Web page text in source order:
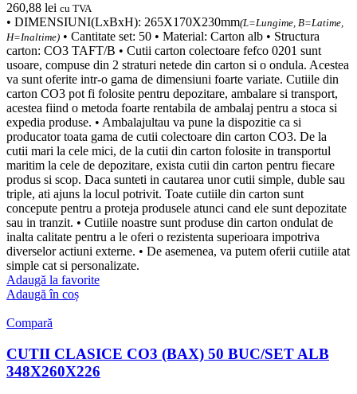
260,88 lei cu TVA
• DIMENSIUNI(LxBxH): 265X170X230mm(L=Lungime, B=Latime,
H=Inaltime) • Cantitate set: 50 • Material: Carton alb • Structura
carton: CO3 TAFT/B • Cutii carton colectoare fefco 0201 sunt
usoare, compuse din 2 straturi netede din carton si o ondula. Acestea
va sunt oferite intr-o gama de dimensiuni foarte variate. Cutiile din
carton CO3 pot fi folosite pentru depozitare, ambalare si transport,
acestea fiind o metoda foarte rentabila de ambalaj pentru a stoca si
expedia produse. • Ambalajultau va pune la dispozitie ca si
producator toata gama de cutii colectoare din carton CO3. De la
cutii mari la cele mici, de la cutii din carton folosite in transportul
maritim la cele de depozitare, exista cutii din carton pentru fiecare
produs si scop. Daca sunteti in cautarea unor cutii simple, duble sau
triple, ati ajuns la locul potrivit. Toate cutiile din carton sunt
concepute pentru a proteja produsele atunci cand ele sunt depozitate
sau in tranzit. • Cutiile noastre sunt produse din carton ondulat de
inalta calitate pentru a le oferi o rezistenta superioara impotriva
diverselor actiuni externe. • De asemenea, va putem oferii cutiile atat
simple cat si personalizate.
Adaugă la favorite
Adaugă în coș
Compară
CUTII CLASICE CO3 (BAX) 50 BUC/SET ALB
348X260X226